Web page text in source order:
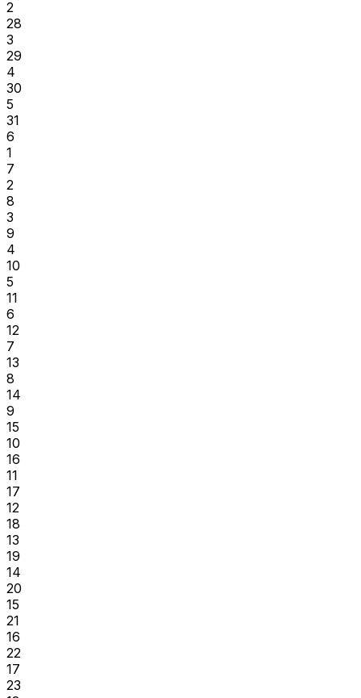
2
28
3
29
4
30
5
31
6
1
7
2
8
3
9
4
10
5
11
6
12
7
13
8
14
9
15
10
16
11
17
12
18
13
19
14
20
15
21
16
22
17
23